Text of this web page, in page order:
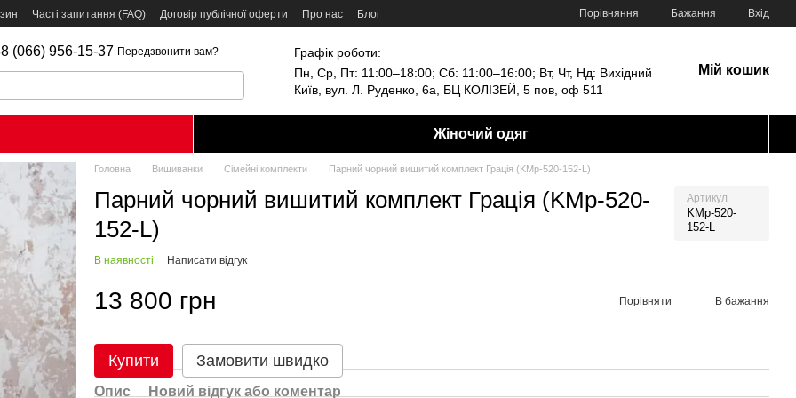
Часті запитання (FAQ) Договір публічної оферти Про нас Блог Порівняння Бажання Вхід
(066) 956-15-37 Передзвонити вам?
Графік роботи:
Пн, Ср, Пт: 11:00–18:00; Сб: 11:00–16:00; Вт, Чт, Нд: Вихідний
Київ, вул. Л. Руденко, 6а, БЦ КОЛІЗЕЙ, 5 пов, оф 511
Мій кошик
Жіночий одяг
Головна Вишиванки Сімейні комплекти Парний чорний вишитий комплект Грація (KMр-520-152-L)
Парний чорний вишитий комплект Грація (KMр-520-
152-L)
Артикул
KMр-520-
152-L
В наявності Написати відгук
13 800 грн Порівняти В бажання
Купити Замовити швидко
Опис
Новий відгук або коментар